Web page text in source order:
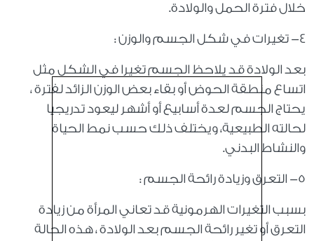
خلال فترة الحمل والولادة.
٤- تغيرات في شكل الجسم والوزن :
بعد الولادة قد يلاحظ الجسم تغيرا في الشكل مثل
اتساع منطقة الحوض أو بقاء بعض الوزن الزائد لفترة ،
يحتاج الجسم لعدة أسابيع أو أشهر ليعود تدريجيا
لحالته الطبيعية، ويختلف ذلك حسب نمط الحياة
والنشاط البدني.
٥- التعرق وزيادة رائحة الجسم :
بسبب التغيرات الهرمونية قد تعاني المرأة من زيادة
التعرق أو تغير رائحة الجسم بعد الولادة ، هذه الحالة